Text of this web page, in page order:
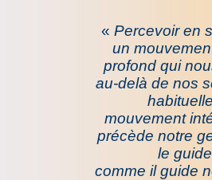
« Percevoir en
un
profond qui
au-delà de nos
mouvement
précède notre
le
comme il guide